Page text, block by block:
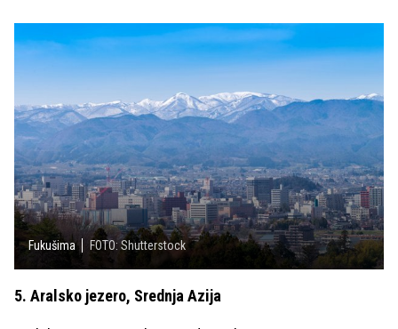
Fukušima FOTO: Shutterstock
5. Aralsko jezero, Srednja Azija